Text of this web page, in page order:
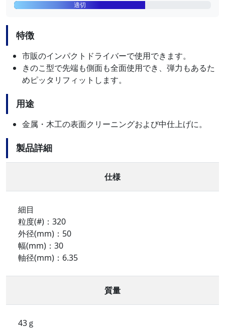
適切
特徴
市販のインパクトドライバーで使用できます。
きのこ型で先端も側面も全面使用でき、弾力もあるた
めピッタリフィットします。
用途
金属・木工の表面クリーニングおよび中仕上げに。
製品詳細
仕様
細目
粒度(#)：320
外径(mm)：50
幅(mm)：30
軸径(mm)：6.35
質量
43ｇ